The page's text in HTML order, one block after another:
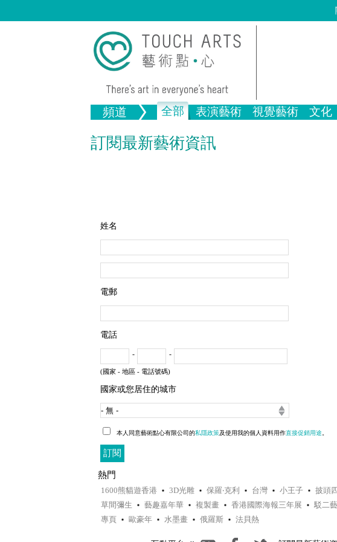
頻道 全部 表演藝術 視覺藝術 文化
音樂 舞蹈
繪畫 畫圖
全部視覺藝術
生活 文物
訂閱最新藝術資訊
姓名
電郵
電話
- -
(國家 - 地區 - 電話號碼)
國家或您居住的城市
本人同意藝術點心有限公司的私隱政策及使用我的個人資料用作直接促銷用途
熱門
1600熊貓遊香港 3D光雕 保羅‧克利 台灣 小王子 披頭
草間彌生
藝趣嘉年華 複製畫 香港國際海報三年展 駁二
專頁
歐豪年 水墨畫 俄羅斯 法貝熱